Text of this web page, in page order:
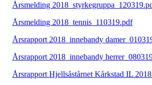
Årsmelding
Årsmelding 2018_tennis_110319.pdf
Årsrapport 2018_innebandy
Årsrapport 2018_innebandy
Årsrapport Hjellsåstårnet Kårkstad IL